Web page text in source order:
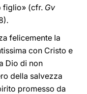
figlio» (cfr. Gv
felicemente la
con Cristo e
Dio di non
della salvezza
promesso da